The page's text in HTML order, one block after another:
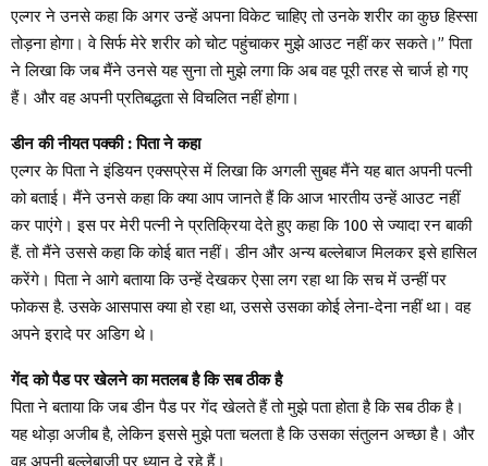
एल्गर ने उनसे कहा कि अगर उन्हें अपना विकेट चाहिए तो उनके शरीर का कुछ हिस्सा
तोड़ना होगा। वे सिर्फ मेरे शरीर को चोट पहुंचाकर मुझे आउट नहीं कर सकते।” पिता
ने लिखा कि जब मैंने उनसे यह सुना तो मुझे लगा कि अब वह पूरी तरह से चार्ज हो गए
हैं। और वह अपनी प्रतिबद्धता से विचलित नहीं होगा।
डीन की नीयत पक्की : पिता ने कहा
एल्गर के पिता ने इंडियन एक्सप्रेस में लिखा कि अगली सुबह मैंने यह बात अपनी पत्नी
को बताई। मैंने उनसे कहा कि क्या आप जानते हैं कि आज भारतीय उन्हें आउट नहीं
कर पाएंगे। इस पर मेरी पत्नी ने प्रतिक्रिया देते हुए कहा कि 100 से ज्यादा रन बाकी
हैं. तो मैंने उससे कहा कि कोई बात नहीं। डीन और अन्य बल्लेबाज मिलकर इसे हासिल
करेंगे। पिता ने आगे बताया कि उन्हें देखकर ऐसा लग रहा था कि सच में उन्हीं पर
फोकस है. उसके आसपास क्या हो रहा था, उससे उसका कोई लेना-देना नहीं था। वह
अपने इरादे पर अडिग थे।
गेंद को पैड पर खेलने का मतलब है कि सब ठीक है
पिता ने बताया कि जब डीन पैड पर गेंद खेलते हैं तो मुझे पता होता है कि सब ठीक है।
यह थोड़ा अजीब है, लेकिन इससे मुझे पता चलता है कि उसका संतुलन अच्छा है। और
वह अपनी बल्लेबाजी पर ध्यान दे रहे हैं।